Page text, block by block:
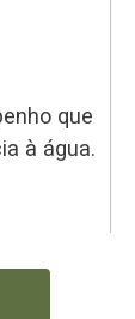
que
à água.